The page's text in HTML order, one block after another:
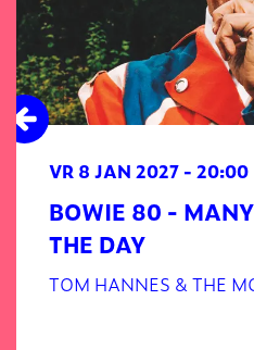
BOWIE 80 -
THE DAY
TOM HANNES & THE
VR 8 JAN 2027 - 20:00